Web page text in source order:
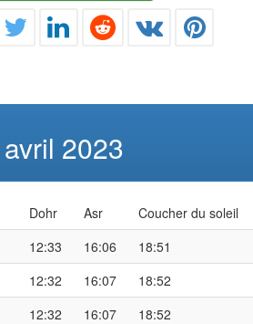
avril 2023
Dohr Asr Coucher du soleil
12:33 16:06 18:51
12:32 16:07 18:52
12:32 16:07 18:52